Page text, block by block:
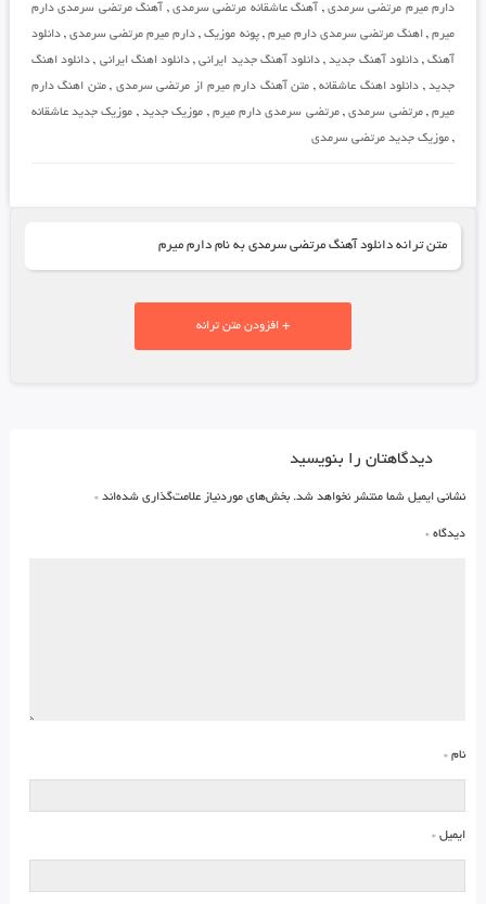
دارم میرم مرتضی سرمدی , آهنگ عاشقانه مرتضی سرمدی , آهنگ مرتضی سرمدی دارم
میرم, اهنگ مرتضی سرمدی دارم میرم ,پونه موزیک, دارم میرم مرتضی سرمدی,دانلود
آهنگ,دانلود آهنگ جدید,دانلود آهنگ جدید ایرانی,دانلود اهنگ ایرانی , دانلود اهنگ
جدید, دانلود اهنگ عاشقانه, متن آهنگ دارم میرم از مرتضی سرمدی ,متن اهنگ دارم
میرم,مرتضی سرمدی,مرتضی سرمدی دارم میرم , موزیک جدید, موزیک جدید عاشقانه
, موزیک جدید مرتضی سرمدی
متن ترانه دانلود آهنگ مرتضی سرمدی به نام دارم میرم
+ افزودن متن ترانه
دیدگاهتان را بنویسید
نشانی ایمیل شما منتشر نخواهد شد. بخش‌های موردنیاز علامت‌گذاری شده‌اند *
دیدگاه *
نام *
ایمیل *